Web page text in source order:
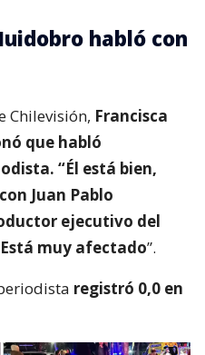
habló con
Chilevisión, Francisca
que habló
“Él está bien,
Juan Pablo
ejecutivo del
muy afectado”.
registró 0,0 en